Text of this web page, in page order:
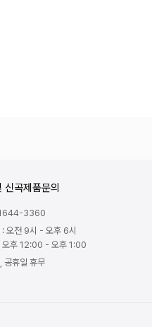
신곡제품문의
3360
오전 9시 - 오후 6시
오후 12:00 - 오후 1:00
공휴일 휴무